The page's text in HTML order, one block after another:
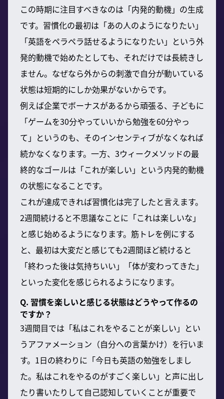
この時期に注目すべきなのは「内発的動機」の生成
です。習慣化の最初は「あの人のようになりたい」
「英語をペラペラ話せるようになりたい」という外
発的動機で始めたとしても、それだけでは長続きし
ません。なぜなら外からの刺激で自分が動いている
状態は短期的にしか効果がないからです。
例えば企業でボーナスがあるから頑張る、子どもに
「ゲームを30分やっていいから勉強を60分やっ
て」というのも、そのインセンティブがなくなれば
続かなくなります。一方、3ウィークメソッドの最
終的なゴールは「これが楽しい」という内発的動機
の状態になることです。
これが達成できれば習慣化は完了したと言えます。
2週間続けると不思議なことに「これは楽しいな」
と感じ始めるようになります。筋トレを例にする
と、最初は大変だと感じても2週間ほど続けると
「終わった後は気持ちいい」「体が変わってきた」
といった変化を感じられるようになります。
Q. 習慣を楽しいと感じる状態はどうやって作るの
ですか？
3週間目では「私はこれをやることが楽しい」とい
うアファメーション（自分への言葉かけ）を行いま
す。1日の終わりに「今日も英語の勉強をしまし
た。私はこれをやるのがすごく楽しい」と声に出し
たり書いたりして自己認知していくことが重要で